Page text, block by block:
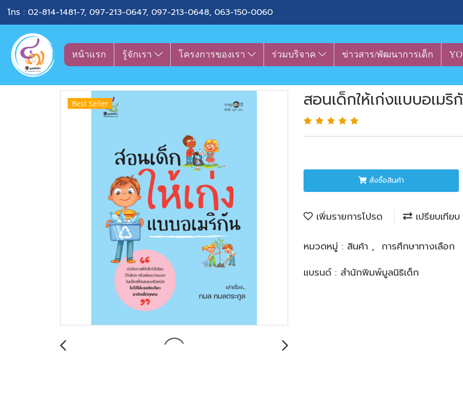
โทร : 02-814-1481-7, 097-213-0647, 097-213-0648, 063-150-0060
หน้าแรก รู้จักเรา โครงการของเรา ร่วมบริจาค ข่าวสาร/พัฒนาการเด็ก
Best Seller สอนเด็กให้เก่งแบบอเมริ
สั่งซื้อสินค้า
เพิ่มรายการโปรด เปรียบเทียบ
หมวดหมู่ : สินค้า , การศึกษาทางเลือก
แบรนด์ : สำนักพิมพ์มูลนิธิเด็ก